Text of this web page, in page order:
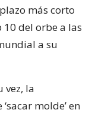
más corto
del orbe a las
a su
vez, la
molde’ en